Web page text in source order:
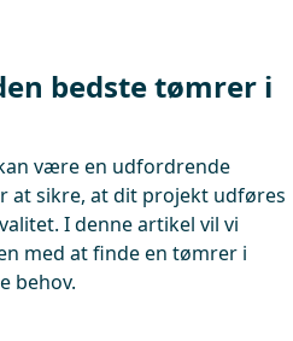
bedste tømrer i
være en udfordrende
at sikre, at dit projekt udføres
I denne artikel vil vi
med at finde en tømrer i
behov.